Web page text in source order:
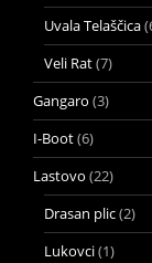
Uvala Telaščica
Veli Rat(7)
Gangaro (3)
I-Boot(6)
Lastovo (22)
Drasan plic(2)
Lukovci(1)